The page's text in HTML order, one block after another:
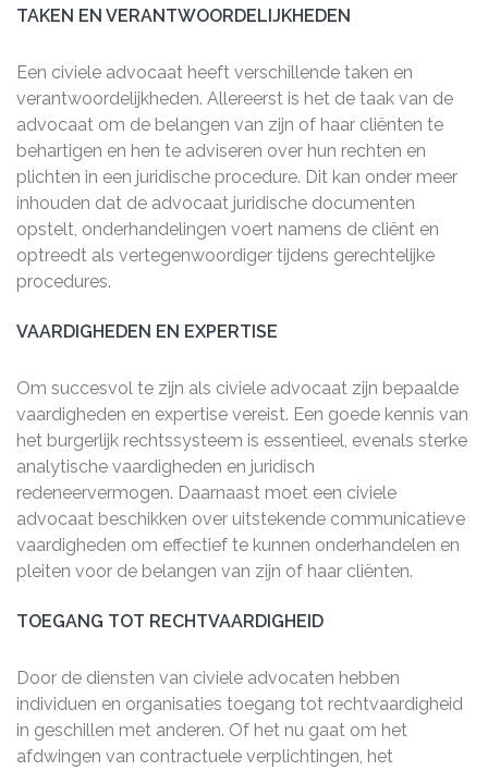
TAKEN EN VERANTWOORDELIJKHEDEN
Een civiele advocaat heeft verschillende taken en
verantwoordelijkheden. Allereerst is het de taak van de
advocaat om de belangen van zijn of haar cliënten te
behartigen en hen te adviseren over hun rechten en
plichten in een juridische procedure. Dit kan onder meer
inhouden dat de advocaat juridische documenten
opstelt, onderhandelingen voert namens de cliënt en
optreedt als vertegenwoordiger tijdens gerechtelijke
procedures.
VAARDIGHEDEN EN EXPERTISE
Om succesvol te zijn als civiele advocaat zijn bepaalde
vaardigheden en expertise vereist. Een goede kennis van
het burgerlijk rechtssysteem is essentieel, evenals sterke
analytische vaardigheden en juridisch
redeneervermogen. Daarnaast moet een civiele
advocaat beschikken over uitstekende communicatieve
vaardigheden om effectief te kunnen onderhandelen en
pleiten voor de belangen van zijn of haar cliënten.
TOEGANG TOT RECHTVAARDIGHEID
Door de diensten van civiele advocaten hebben
individuen en organisaties toegang tot rechtvaardigheid
in geschillen met anderen. Of het nu gaat om het
afdwingen van contractuele verplichtingen, het